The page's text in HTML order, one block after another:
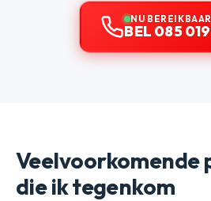
NU BEREIKBAAR
BEL 085
Veelvoorkomende
die ik tegenkom